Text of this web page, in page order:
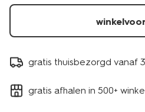
gratis thuisbezorgd vanaf
gratis afhalen in 500+